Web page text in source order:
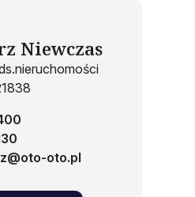
Niewczas
oto.pl